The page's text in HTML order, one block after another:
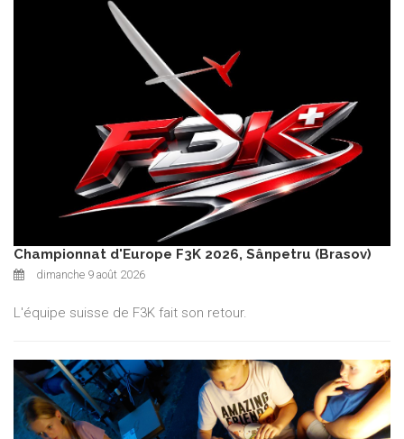
Championnat d'Europe F3K 2026, Sânpetru (Brasov)
dimanche 9 août 2026
L'équipe suisse de F3K fait son retour.